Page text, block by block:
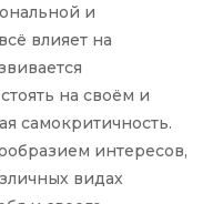
и
влияет на
на своём и
самокритичность.
интересов,
видах